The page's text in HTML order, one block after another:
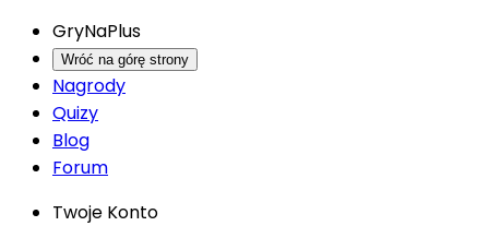
GryNaPlus
Wróć na górę strony
Nagrody
Quizy
Blog
Forum
Twoje Konto